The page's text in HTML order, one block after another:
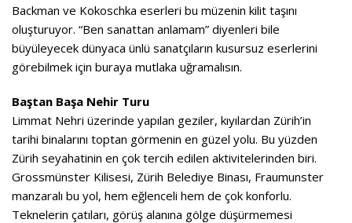
Backman ve Kokoschka eserleri bu müzenin kilit taşını
oluşturuyor. “Ben sanattan anlamam” diyenleri bile
büyüleyecek dünyaca ünlü sanatçıların kusursuz eserlerini
görebilmek için buraya mutlaka uğramalısın.
Baştan Başa Nehir Turu
Limmat Nehri üzerinde yapılan geziler, kıyılardan Zürih’in
tarihi binalarını toptan görmenin en güzel yolu. Bu yüzden
Zürih seyahatinin en çok tercih edilen aktivitelerinden biri.
Grossmünster Kilisesi, Zürih Belediye Binası, Fraumunster
manzaralı bu yol, hem eğlenceli hem de çok konforlu.
Teknelerin çatıları, görüş alanına gölge düşürmemesi